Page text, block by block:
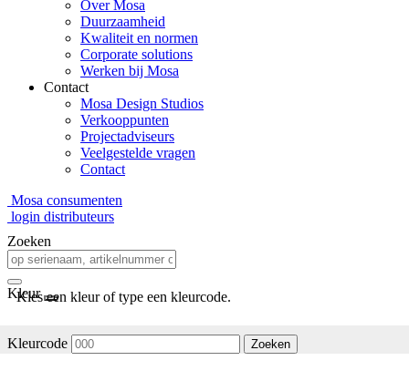
Over Mosa
Duurzaamheid
Kwaliteit en normen
Corporate solutions
Werken bij Mosa
Contact
Mosa Design Studios
Verkooppunten
Projectadviseurs
Veelgestelde vragen
Contact
Mosa consumenten
login distributeurs
Zoeken
Kleur
Kies een kleur of type een kleurcode.
Kleurcode Zoeken